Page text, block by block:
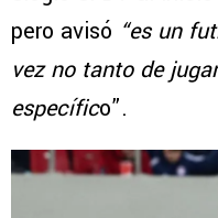
pero avisó “es un
vez no tanto de
específico”.